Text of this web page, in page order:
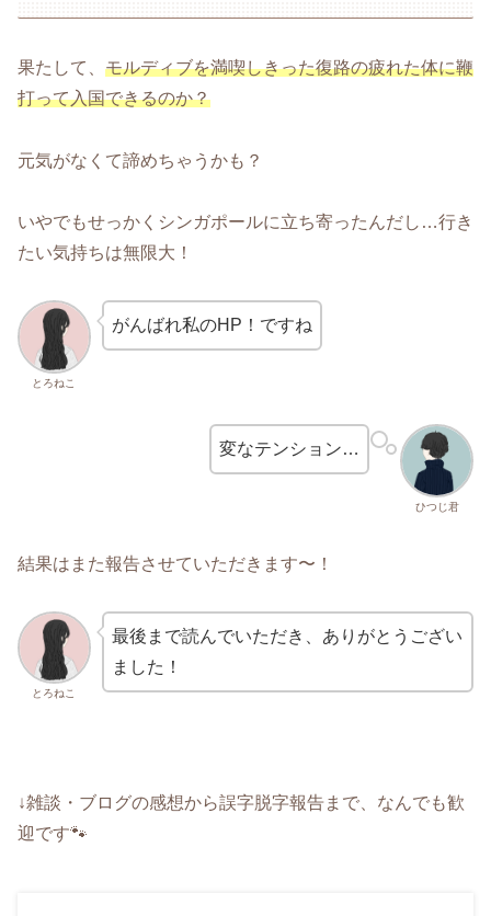
果たして、 モルディブを満喫しきった復路の疲れた体に鞭
打って入国できるのか？
元気がなくて諦めちゃうかも？
いやでもせっかくシンガポールに立ち寄ったんだし…行き
たい気持ちは無限大！
とろねこ
がんばれ私のHP！ですね
ひつじ君
変なテンション…
結果はまた報告させていただきます〜！
とろねこ
最後まで読んでいただき、ありがとうござい
ました！
↓雑談・ブログの感想から誤字脱字報告まで、なんでも歓
迎です🐾